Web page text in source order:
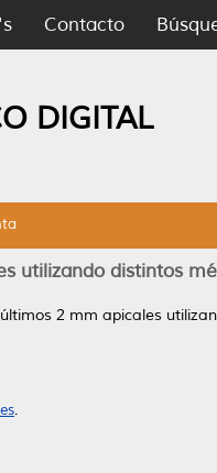
Contacto
DIGITAL
utilizando distintos
2 mm apicales
.